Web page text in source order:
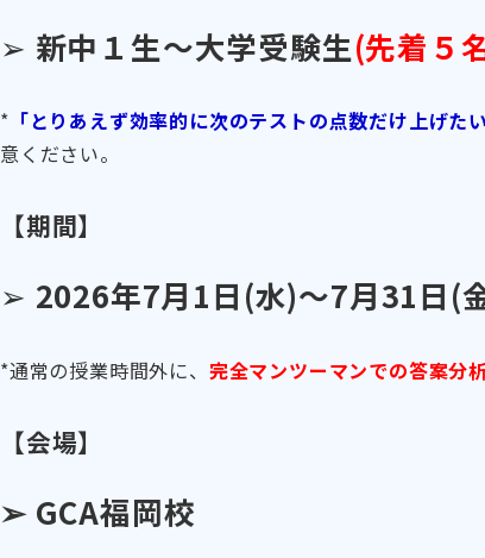
➢ 新中１生～大学受験生(先着５
* 「とりあえず効率的に次のテストの点数だけ上げた
意ください。
【期間】
➢ 2026年7月1日(水)～7月31日(
*通常の授業時間外に、 完全マンツーマンでの答案分
【会場】
➢ GCA福岡校